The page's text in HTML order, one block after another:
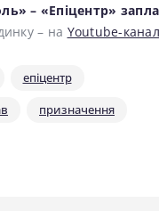
– «Епіцентр»
– на Youtube-
епіцентр
призначення